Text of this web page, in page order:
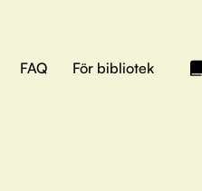
FAQ För bibliotek